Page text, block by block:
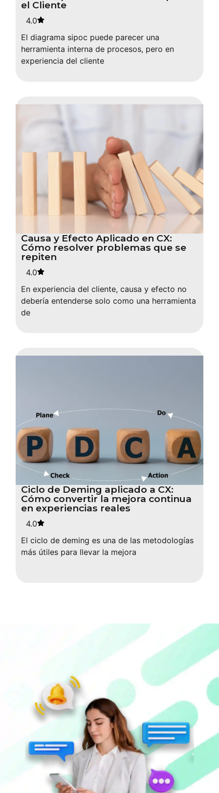
el Cliente
4.0
El diagrama sipoc puede parecer una
herramienta interna de procesos, pero en
experiencia del cliente
Causa y Efecto Aplicado en CX:
Cómo resolver problemas que se
repiten
4.0
En experiencia del cliente, causa y efecto no
debería entenderse solo como una herramienta
de
Ciclo de Deming aplicado a CX:
Cómo convertir la mejora continua
en experiencias reales
4.0
El ciclo de deming es una de las metodologías
más útiles para llevar la mejora